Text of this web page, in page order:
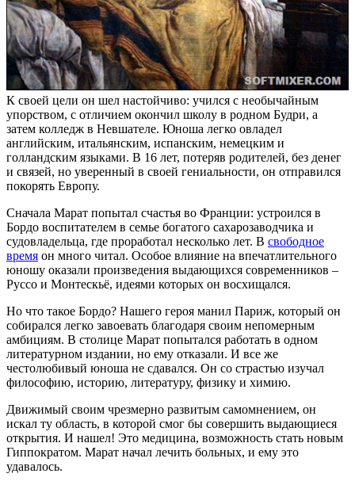
К своей цели он шел настойчиво: учился с необычайным
упорством, с отличием окончил школу в родном Будри, а
затем колледж в Невшателе. Юноша легко овладел
английским, итальянским, испанским, немецким и
голландским языками. В 16 лет, потеряв родителей, без денег
и связей, но уверенный в своей гениальности, он отправился
покорять Европу.
Сначала Марат попытал счастья во Франции: устроился в
Бордо воспитателем в семье богатого сахарозаводчика и
судовладельца, где проработал несколько лет. В свободное
время он много читал. Особое влияние на впечатлительного
юношу оказали произведения выдающихся современников –
Руссо и Монтескьё, идеями которых он восхищался.
Но что такое Бордо? Нашего героя манил Париж, который он
собирался легко завоевать благодаря своим непомерным
амбициям. В столице Марат попытался работать в одном
литературном издании, но ему отказали. И все же
честолюбивый юноша не сдавался. Он со страстью изучал
философию, историю, литературу, физику и химию.
Движимый своим чрезмерно развитым самомнением, он
искал ту область, в которой смог бы совершить выдающиеся
открытия. И нашел! Это медицина, возможность стать новым
Гиппократом. Марат начал лечить больных, и ему это
удавалось.